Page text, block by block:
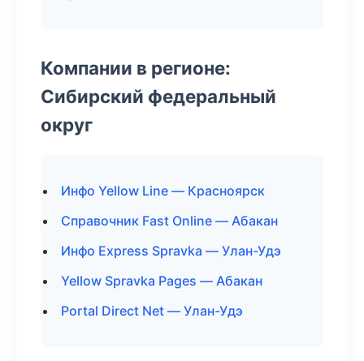
Компании в регионе:
Сибирский федеральный
округ
Инфо Yellow Line — Красноярск
Справочник Fast Online — Абакан
Инфо Express Spravka — Улан-Удэ
Yellow Spravka Pages — Абакан
Portal Direct Net — Улан-Удэ